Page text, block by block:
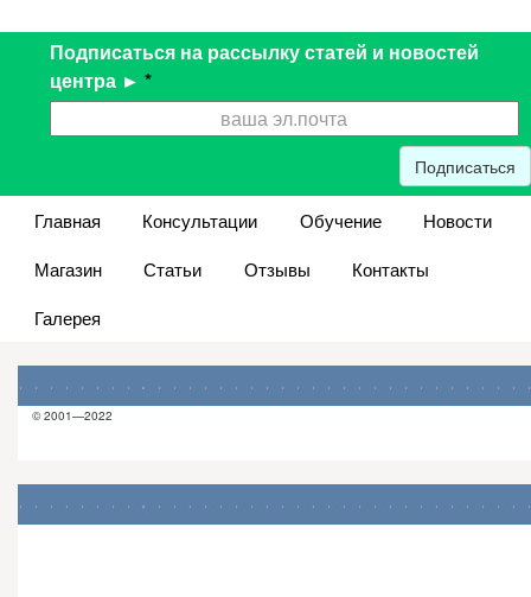
Подписаться на рассылку статей и новостей
центра ► *
Подписаться
Главная Консультации Обучение
Новости
Магазин
Статьи Отзывы
Контакты
Галерея
© 2001—2022